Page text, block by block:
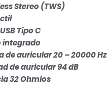
Stereo (TWS)
Tipo C
integrado
de auricular 20 – 20000 Hz
de auricular 94 dB
32 Ohmios